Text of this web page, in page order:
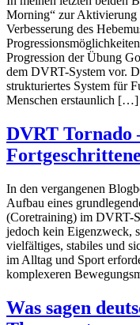
Morning“ zur Aktivierung
Verbesserung des
Progression der Übung
dem DVRT-System vor.
strukturiertes System für
Menschen erstaunlich […]
DVRT Tornado
Fortgeschrittene
In den vergangenen
Aufbau eines
(Coretraining) im DVRT-
jedoch kein Eigenzweck,
vielfältiges, stabiles und
im Alltag und Sport
komplexeren
Was sagen